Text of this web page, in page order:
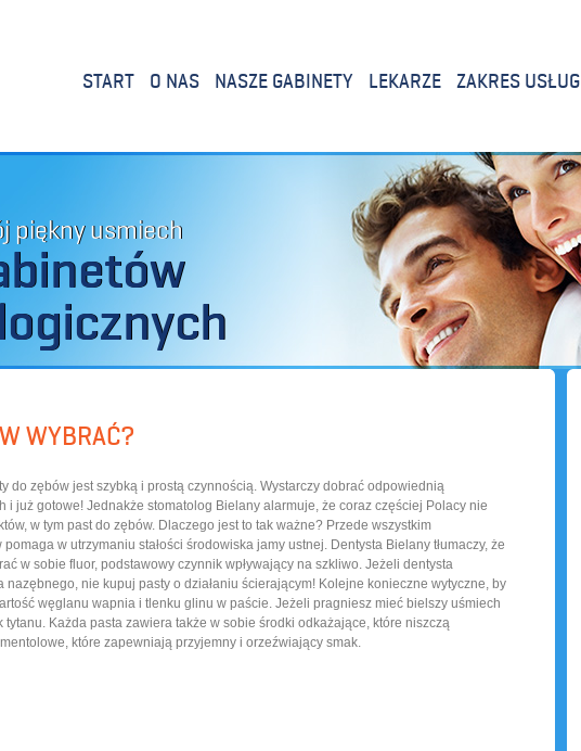
START O NAS NASZE GABINETY LEKARZE ZAKRES USŁUG
piękny usmiech
WYBRAĆ?
do zębów jest szybką i prostą czynnością. Wystarczy dobrać odpowiednią
i już gotowe! Jednakże stomatolog Bielany alarmuje, że coraz częściej Polacy nie
w tym past do zębów. Dlaczego jest to tak ważne? Przede wszystkim
w utrzymaniu stałości środowiska jamy ustnej. Dentysta Bielany tłumaczy, że
w sobie fluor, podstawowy czynnik wpływający na szkliwo. Jeżeli dentysta
nazębnego, nie kupuj pasty o działaniu ścierającym! Kolejne konieczne wytyczne, by
węglanu wapnia i tlenku glinu w paście. Jeżeli pragniesz mieć bielszy uśmiech
Każda pasta zawiera także w sobie środki odkażające, które niszczą
które zapewniają przyjemny i orzeźwiający smak.